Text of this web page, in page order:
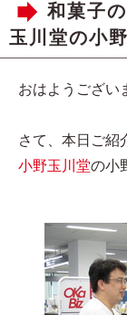
和菓子
玉川堂の小
おはようござい
さて、本日ご紹
小野玉川堂の小